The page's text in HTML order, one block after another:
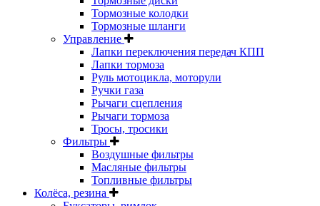
Тормозные колодки
Тормозные шланги
Управление
Лапки переключения передач КПП
Лапки тормоза
Руль мотоцикла, моторули
Ручки газа
Рычаги сцепления
Рычаги тормоза
Тросы, тросики
Фильтры
Воздушные фильтры
Масляные фильтры
Топливные фильтры
Колёса, резина